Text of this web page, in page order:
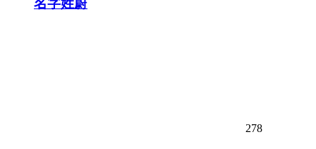
名字姓蔚
278